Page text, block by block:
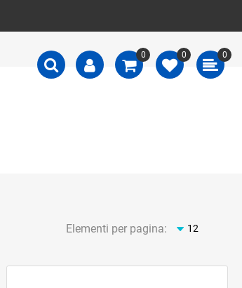
0 0 0
Elementi per pagina: